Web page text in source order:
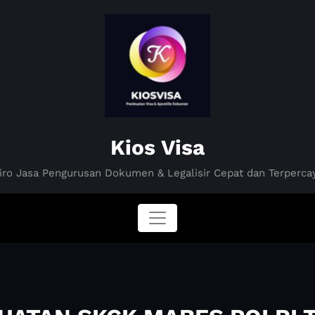
Kios Visa
Jasa Pengurusan Dokumen & Legalisir Cepat dan